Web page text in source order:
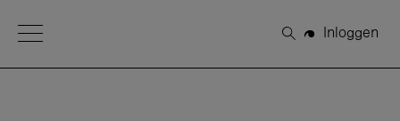
Open Menu
Zoeken
Inloggen